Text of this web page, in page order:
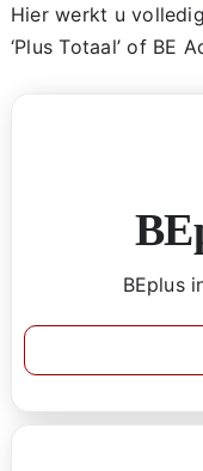
Hier werkt u
‘Plus Totaal’ of BE
BEplus